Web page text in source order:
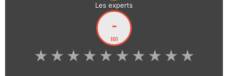
Les experts
-
(0)
★
★
★
★
★
★
★
★
★
★